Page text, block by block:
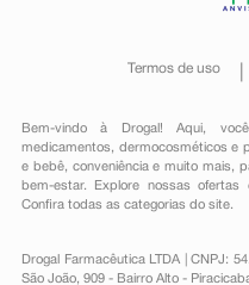
Termos de uso
Bem-vindo à Drogal! Aqui,
medicamentos , dermocosméticos e
e bebê, conveniênciae muito mais,
bem-estar. Explore nossas
Confira todas as categorias do site.
Drogal Farmacêutica LTDA | CNPJ:
São João, 909 - Bairro Alto -